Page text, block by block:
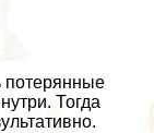
потерянные
Тогда